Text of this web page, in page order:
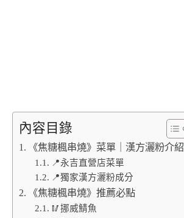
內容目錄
《焦糖楓串燒》菜單｜漢方灑粉介紹
📍永吉直營店菜單
📍獨家漢方灑粉成分
《焦糖楓串燒》推薦必點
🥢挪威鯖魚